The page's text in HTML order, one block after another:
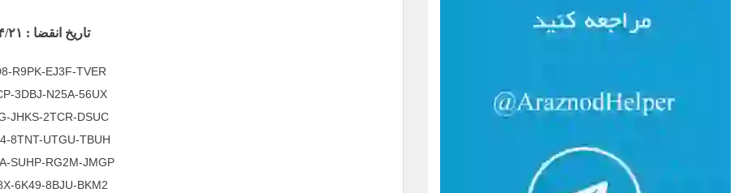
تاریخ انقضا : ۱۴۰۵/۴/۲۱
R9PK-EJ3F-TVER
3DBJ-N25A-56UX
JHKS-2TCR-DSUC
8TNT-UTGU-TBUH
SUHP-RG2M-JMGP
6K49-8BJU-BKM2